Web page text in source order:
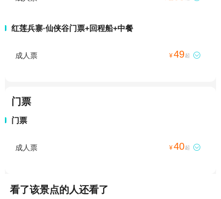
红莲兵寨·仙侠谷门票+回程船+中餐
成人票 ¥49起 
门票
门票
成人票 ¥40起 
看了该景点的人还看了